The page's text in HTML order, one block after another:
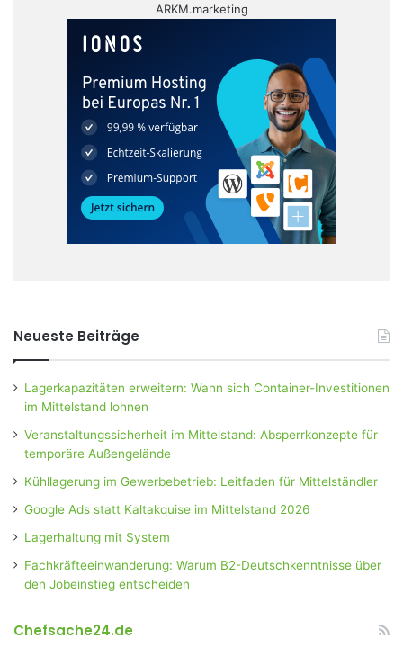
ARKM.marketing
Neueste Beiträge
Lagerkapazitäten erweitern: Wann sich Container-Investitionen
im Mittelstand lohnen
Veranstaltungssicherheit im Mittelstand: Absperrkonzepte für
temporäre Außengelände
Kühllagerung im Gewerbebetrieb: Leitfaden für Mittelständler
Google Ads statt Kaltakquise im Mittelstand 2026
Lagerhaltung mit System
Fachkräfteeinwanderung: Warum B2-Deutschkenntnisse über
den Jobeinstieg entscheiden
Chefsache24.de